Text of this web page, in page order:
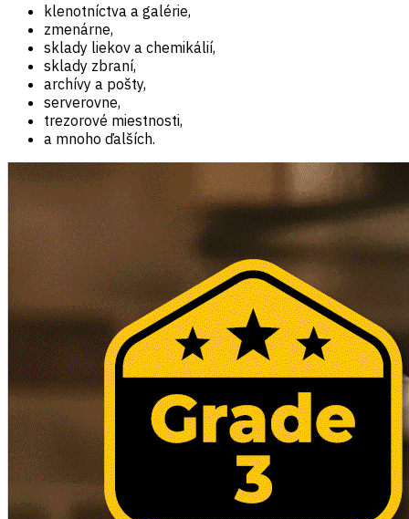
klenotníctva a galérie,
zmenárne,
sklady liekov a chemikálií,
sklady zbraní,
archívy a pošty,
serverovne,
trezorové miestnosti,
a mnoho ďalších.